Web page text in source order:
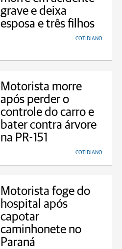
grave e deixa
esposa e três filhos
COTIDIANO
Motorista morre
após perder o
controle do carro e
bater contra árvore
na PR-151
COTIDIANO
Motorista foge do
hospital após
capotar
caminhonete no
Paraná